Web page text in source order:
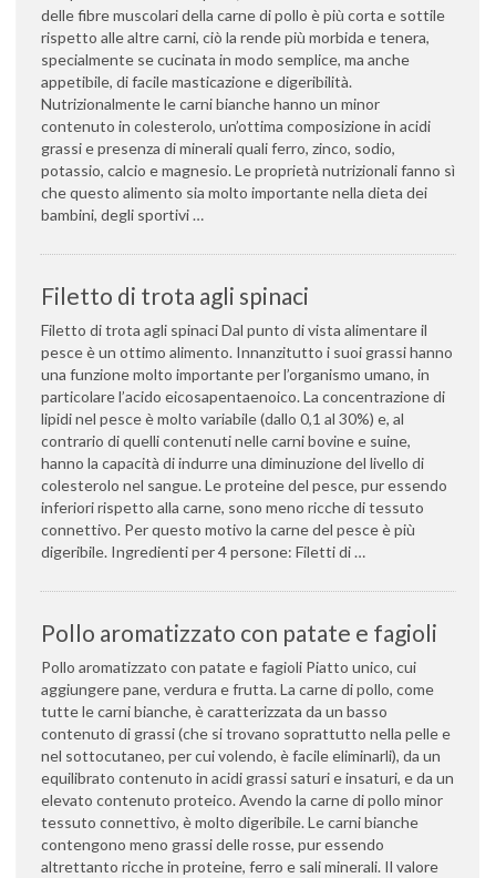
delle fibre muscolari della carne di pollo è più corta e sottile
rispetto alle altre carni, ciò la rende più morbida e tenera,
specialmente se cucinata in modo semplice, ma anche
appetibile, di facile masticazione e digeribilità.
Nutrizionalmente le carni bianche hanno un minor
contenuto in colesterolo, un’ottima composizione in acidi
grassi e presenza di minerali quali ferro, zinco, sodio,
potassio, calcio e magnesio. Le proprietà nutrizionali fanno sì
che questo alimento sia molto importante nella dieta dei
bambini, degli sportivi …
Filetto di trota agli spinaci
Filetto di trota agli spinaci Dal punto di vista alimentare il
pesce è un ottimo alimento. Innanzitutto i suoi grassi hanno
una funzione molto importante per l’organismo umano, in
particolare l’acido eicosapentaenoico. La concentrazione di
lipidi nel pesce è molto variabile (dallo 0,1 al 30%) e, al
contrario di quelli contenuti nelle carni bovine e suine,
hanno la capacità di indurre una diminuzione del livello di
colesterolo nel sangue. Le proteine del pesce, pur essendo
inferiori rispetto alla carne, sono meno ricche di tessuto
connettivo. Per questo motivo la carne del pesce è più
digeribile. Ingredienti per 4 persone: Filetti di …
Pollo aromatizzato con patate e fagioli
Pollo aromatizzato con patate e fagioli Piatto unico, cui
aggiungere pane, verdura e frutta. La carne di pollo, come
tutte le carni bianche, è caratterizzata da un basso
contenuto di grassi (che si trovano soprattutto nella pelle e
nel sottocutaneo, per cui volendo, è facile eliminarli), da un
equilibrato contenuto in acidi grassi saturi e insaturi, e da un
elevato contenuto proteico. Avendo la carne di pollo minor
tessuto connettivo, è molto digeribile. Le carni bianche
contengono meno grassi delle rosse, pur essendo
altrettanto ricche in proteine, ferro e sali minerali. Il valore